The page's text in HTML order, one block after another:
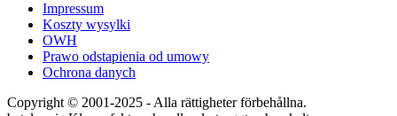
Impressum
Koszty wysylki
OWH
Prawo odstapienia od umowy
Ochrona danych
Copyright © 2001-2025 - Alla rättigheter förbehållna.